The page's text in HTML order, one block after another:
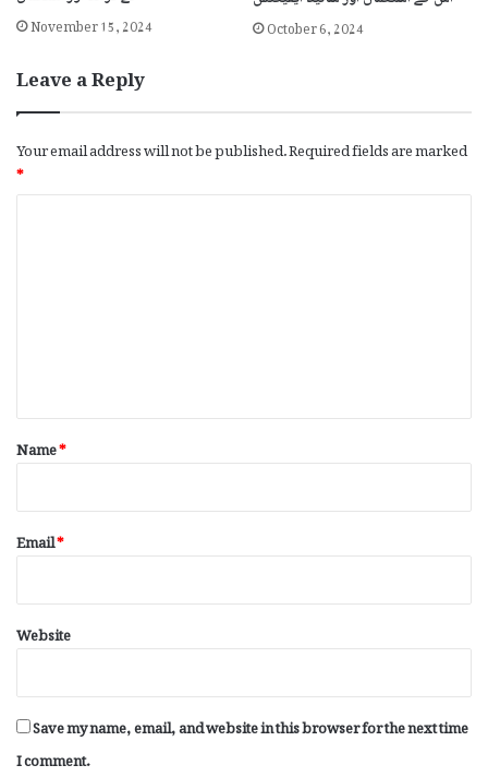
November 15, 2024 October 6, 2024
Leave a Reply
Your email address will not be published.Required fields are marked
*
*
Name*
Email*
Website
Save my name, email, and website in this browser for the next time
I comment.